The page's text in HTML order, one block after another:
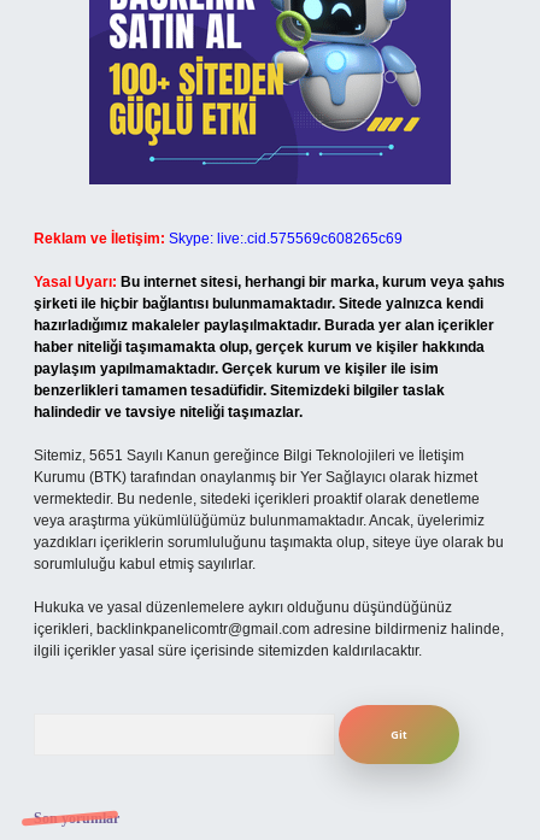
Reklam ve İletişim: Skype: live:.cid.575569c608265c69
Yasal Uyarı: Bu internet sitesi, herhangi bir marka, kurum veya şahıs
şirketi ile hiçbir bağlantısı bulunmamaktadır. Sitede yalnızca kendi
hazırladığımız makaleler paylaşılmaktadır. Burada yer alan içerikler
haber niteliği taşımamakta olup, gerçek kurum ve kişiler hakkında
paylaşım yapılmamaktadır. Gerçek kurum ve kişiler ile isim
benzerlikleri tamamen tesadüfidir. Sitemizdeki bilgiler taslak
halindedir ve tavsiye niteliği taşımazlar.
Sitemiz, 5651 Sayılı Kanun gereğince Bilgi Teknolojileri ve İletişim
Kurumu (BTK) tarafından onaylanmış bir Yer Sağlayıcı olarak hizmet
vermektedir. Bu nedenle, sitedeki içerikleri proaktif olarak denetleme
veya araştırma yükümlülüğümüz bulunmamaktadır. Ancak, üyelerimiz
yazdıkları içeriklerin sorumluluğunu taşımakta olup, siteye üye olarak bu
sorumluluğu kabul etmiş sayılırlar.
Hukuka ve yasal düzenlemelere aykırı olduğunu düşündüğünüz
içerikleri, backlinkpanelicomtr@gmail.com adresine bildirmeniz halinde,
ilgili içerikler yasal süre içerisinde sitemizden kaldırılacaktır.
Son yorumlar